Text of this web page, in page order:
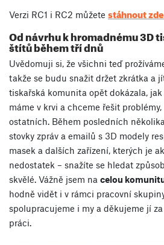
Verzi RC1 i RC2 můžete stáhnout zde
Od návrhu k hromadnému 3D
štítů během tří dnů
Uvědomuji si, že všichni teď
takže se budu snažit držet zkrátka a
tiskařská komunita opět dokázala,
máme v krvi a chceme řešit
ostatních. Během posledních
stovky zpráv a emailů s 3D modely
masek a dalších zařízení, kterých je
nedostatek – snažíte se hledat
skvělé. Vážně jsem na celou
hodně vidět i v rámci pracovní
spolupracujeme i my a děkujeme jí
práci.